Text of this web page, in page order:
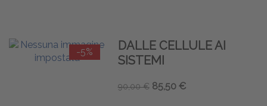
-5%
DALLE CELLULE AI
SISTEMI
90,00 € 85,50 €